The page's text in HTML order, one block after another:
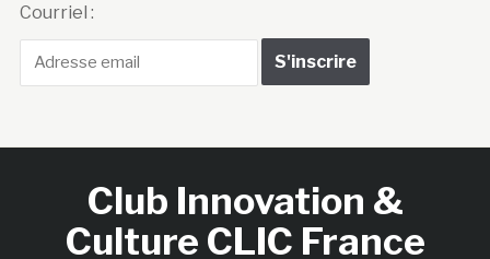
Courriel :
Club Innovation &
Culture CLIC France